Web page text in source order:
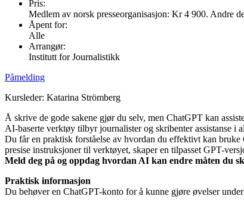
Pris:
Medlem av norsk presseorganisasjon: Kr 4 900. Andre
Åpent for:
Alle
Arrangør:
Institutt for Journalistikk
Påmelding
Kursleder: Katarina Strömberg
Å skrive de gode sakene gjør du selv, men ChatGPT kan
AI-baserte verktøy tilbyr journalister og skribenter assistanse i
Du får en praktisk forståelse av hvordan du effektivt kan
presise instruksjoner til verktøyet, skaper en tilpasset GPT-
Meld deg på og oppdag hvordan AI kan endre måten du
Praktisk informasjon
Du behøver en ChatGPT-konto for å kunne gjøre øvelser